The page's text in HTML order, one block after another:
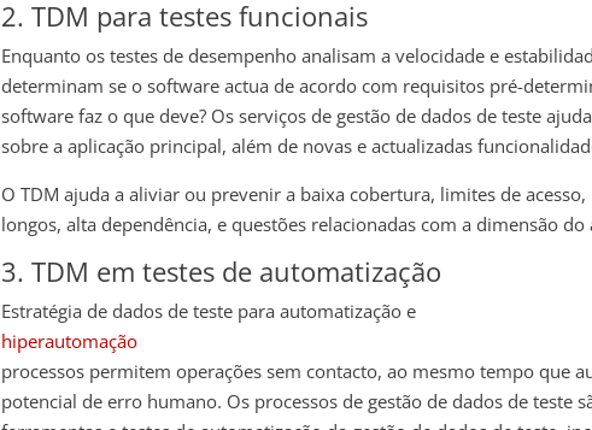
2. TDM para testes funcionais
Enquanto os testes de desempenho analisam a velocidade e
determinam se o software actua de acordo com requisitos pré-
software faz o que deve? Os serviços de gestão de dados de teste
sobre a aplicação principal, além de novas e actualizadas
O TDM ajuda a aliviar ou prevenir a baixa cobertura, limites de
longos, alta dependência, e questões relacionadas com a dimensão do
3. TDM em testes de automatização
Estratégia de dados de teste para automatização e
hiperautomação
processos permitem operações sem contacto, ao mesmo tempo que
potencial de erro humano. Os processos de gestão de dados de teste